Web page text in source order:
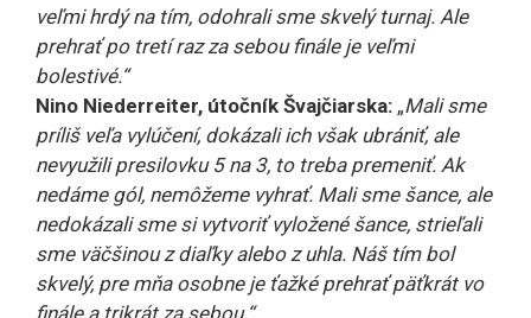
veľmi hrdý na tím, odohrali sme skvelý turnaj. Ale
prehrať po tretí raz za sebou finále je veľmi
bolestivé.“
Nino Niederreiter, útočník Švajčiarska: „Mali sme
príliš veľa vylúčení, dokázali ich však ubrániť, ale
nevyužili presilovku 5 na 3, to treba premeniť. Ak
nedáme gól, nemôžeme vyhrať. Mali sme šance, ale
nedokázali sme si vytvoriť vyložené šance, strieľali
sme väčšinou z diaľky alebo z uhla. Náš tím bol
skvelý, pre mňa osobne je ťažké prehrať päťkrát vo
finále a trikrát za sebou.“